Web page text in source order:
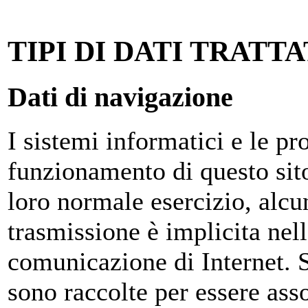
TIPI DI DATI
Dati di navigazione
I sistemi informatici e le
funzionamento di questo
loro normale esercizio,
trasmissione è implicita
comunicazione di Internet.
sono raccolte per essere